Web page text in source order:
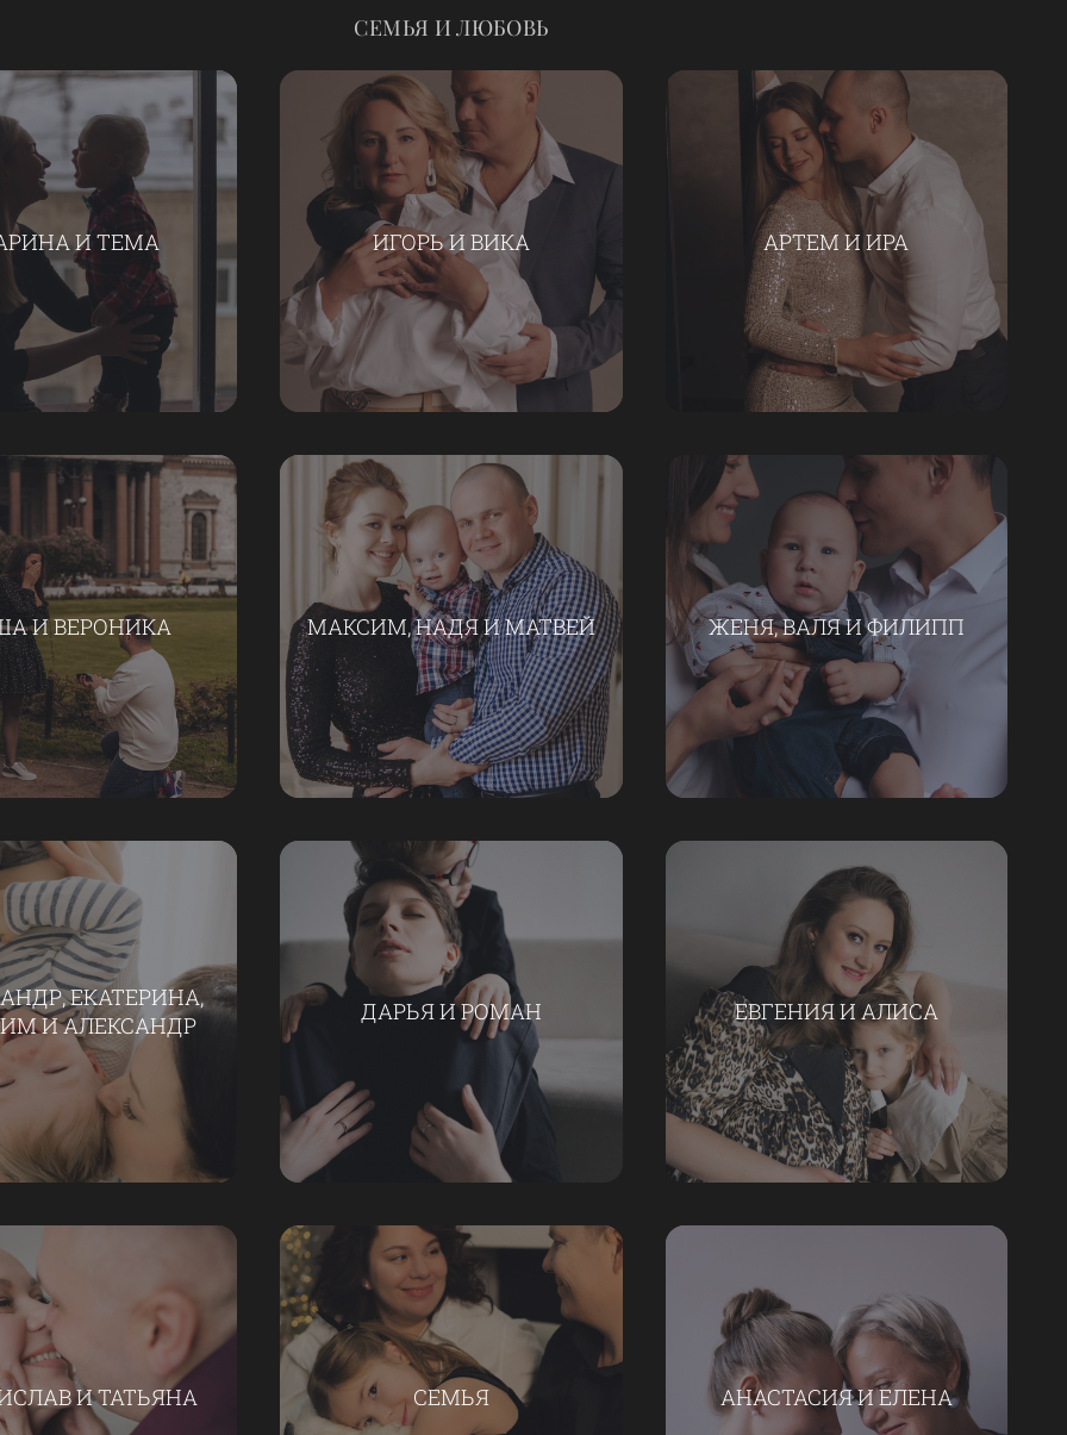
СЕМЬЯ И ЛЮБОВЬ
И ТЕМА ИГОРЬ И ВИКА АРТЕМ И ИРА
И ВЕРОНИКА МАКСИМ, НАДЯ И МАТВЕЙ ЖЕНЯ, ВАЛЯ И ФИЛИПП
ЕКАТЕРИНА,
И АЛЕКСАНДР
ДАРЬЯ И РОМАН ЕВГЕНИЯ И АЛИСА
И ТАТЬЯНА СЕМЬЯ АНАСТАСИЯ И ЕЛЕНА